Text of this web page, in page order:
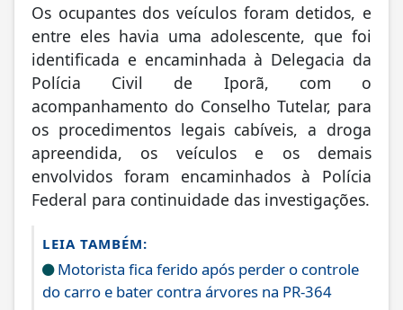
Os ocupantes dos veículos foram detidos, e
entre eles havia uma adolescente, que foi
identificada e encaminhada à Delegacia da
Polícia Civil de Iporã, com o
acompanhamento do Conselho Tutelar, para
os procedimentos legais cabíveis, a droga
apreendida, os veículos e os demais
envolvidos foram encaminhados à Polícia
Federal para continuidade das investigações.
LEIA TAMBÉM:
Motorista fica ferido após perder o controle
do carro e bater contra árvores na PR-364